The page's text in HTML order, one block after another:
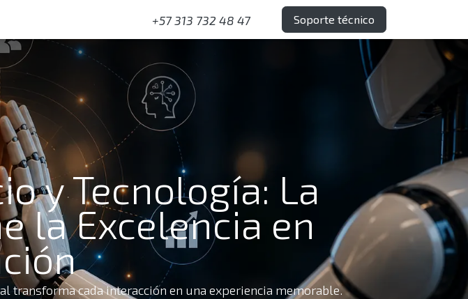
+57 313 732 48 47 Soporte técnico
y Tecnología: La
la Excelencia en
cada interacción en una experiencia memorable.